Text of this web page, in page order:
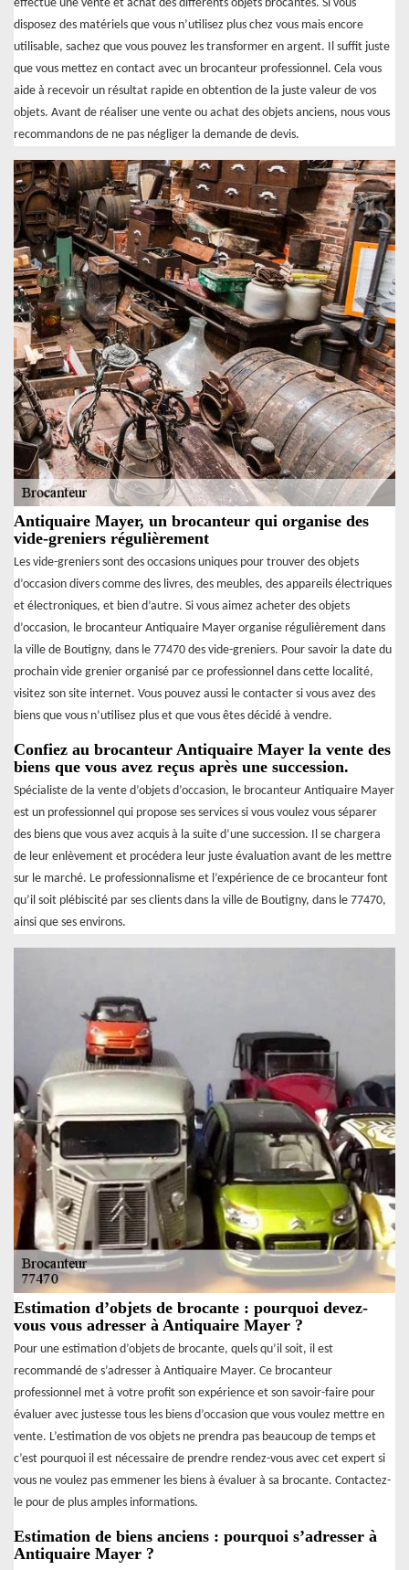
effectue une vente et achat des différents objets brocantes. Si vous
disposez des matériels que vous n’utilisez plus chez vous mais encore
utilisable, sachez que vous pouvez les transformer en argent. Il suffit juste
que vous mettez en contact avec un brocanteur professionnel. Cela vous
aide à recevoir un résultat rapide en obtention de la juste valeur de vos
objets. Avant de réaliser une vente ou achat des objets anciens, nous vous
recommandons de ne pas négliger la demande de devis.
Antiquaire Mayer, un brocanteur qui organise des
vide-greniers régulièrement
Les vide-greniers sont des occasions uniques pour trouver des objets
d’occasion divers comme des livres, des meubles, des appareils électriques
et électroniques, et bien d’autre. Si vous aimez acheter des objets
d’occasion, le brocanteur Antiquaire Mayer organise régulièrement dans
la ville de Boutigny, dans le 77470 des vide-greniers. Pour savoir la date du
prochain vide grenier organisé par ce professionnel dans cette localité,
visitez son site internet. Vous pouvez aussi le contacter si vous avez des
biens que vous n’utilisez plus et que vous êtes décidé à vendre.
Confiez au brocanteur Antiquaire Mayer la vente des
biens que vous avez reçus après une succession.
Spécialiste de la vente d’objets d’occasion, le brocanteur Antiquaire Mayer
est un professionnel qui propose ses services si vous voulez vous séparer
des biens que vous avez acquis à la suite d’une succession. Il se chargera
de leur enlèvement et procédera leur juste évaluation avant de les mettre
sur le marché. Le professionnalisme et l’expérience de ce brocanteur font
qu’il soit plébiscité par ses clients dans la ville de Boutigny, dans le 77470,
ainsi que ses environs.
Estimation d’objets de brocante : pourquoi devez-
vous vous adresser à Antiquaire Mayer ?
Pour une estimation d’objets de brocante, quels qu’il soit, il est
recommandé de s’adresser à Antiquaire Mayer. Ce brocanteur
professionnel met à votre profit son expérience et son savoir-faire pour
évaluer avec justesse tous les biens d’occasion que vous voulez mettre en
vente. L’estimation de vos objets ne prendra pas beaucoup de temps et
c’est pourquoi il est nécessaire de prendre rendez-vous avec cet expert si
vous ne voulez pas emmener les biens à évaluer à sa brocante. Contactez-
le pour de plus amples informations.
Estimation de biens anciens : pourquoi s’adresser à
Antiquaire Mayer ?